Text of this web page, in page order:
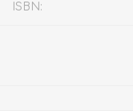
ISBN: